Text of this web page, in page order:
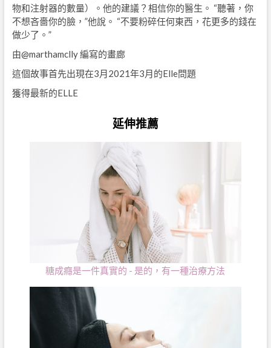
物和注射器的數量）。他的建議？相信你的醫生。 “聽著，你
不想吝嗇你的臉，”他說。 “不要粉碎任何東西，花更多的錢在
做少了。”
由@marthamclly編寫的畫廊
這個故事首先出現在3月2021年3月的Elle問題
獲得最新的ELLE
延伸推薦
糖成癮是一件真實的 - 是的，有一種治療方法